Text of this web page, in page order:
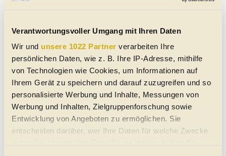
Verantwortungsvoller Umgang mit Ihren Daten
Wir und unsere 1022 Partner verarbeiten Ihre
persönlichen Daten, wie z. B. Ihre IP-Adresse, mithilfe
von Technologien wie Cookies, um Informationen auf
Ihrem Gerät zu speichern und darauf zuzugreifen und so
personalisierte Werbung und Inhalte, Messungen von
Werbung und Inhalten, Zielgruppenforschung sowie
Entwicklung von Angeboten zu ermöglichen. Sie
entscheiden darüber, wer Ihre Daten für welche Zwecke
Kia Sportage GT Line 1.6 T-GDI DCT
Leder*19"*Android Auto*Na...
Autom. Klimaanlage mit 3 Zonen
Abstands-Warnung
Induktives Laden des Handys
Android Auto
Verkehrszeichen-Erkennung
03/2026 25 km 150 PS (110 kW)
€ 39.484,-
4724 Neukirchen am Walde
MwSt. ausweisbar
SUV/Geländewagen/Pickup|Jahreswagen| 5
Türen
Automatik|Front-Antrieb
Benzin | 7.3 l/100km |167 g CO2 /km (komb.)